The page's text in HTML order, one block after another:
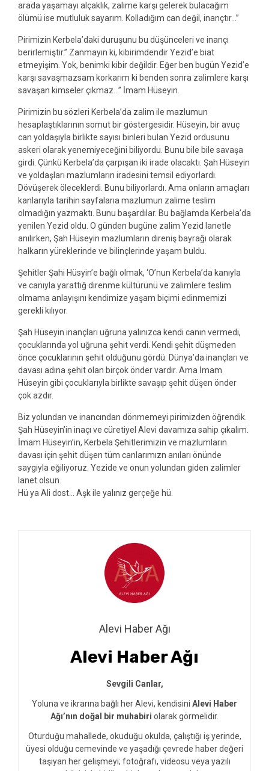
arada yaşamayı alçaklık, zalime karşı gelerek bulacağım
ölümü ise mutluluk sayarım. Kolladığım can değil, inançtır…”
Pirimizin Kerbela’daki duruşunu bu düşünceleri ve inançı
berirlemiştir.” Zanmayın ki, kibirimdendir Yezid’e biat
etmeyişim. Yok, benimki kibir değildir. Eğer ben bugün Yezid’e
karşı savaşmazsam korkarım ki benden sonra zalimlere karşı
savaşan kimseler çıkmaz…” İmam Hüseyin.
Pirimizin bu sözleri Kerbela’da zalim ile mazlumun
hesaplaştıklarının somut bir göstergesidir. Hüseyin, bir avuç
can yoldaşıyla birlikte sayısı binleri bulan Yezid ordusunu
askeri olarak yenemiyeceğini biliyordu. Bunu bile bile savaşa
girdi. Çünkü Kerbela’da çarpışan iki irade olacaktı. Şah Hüseyin
ve yoldaşları mazlumların iradesini temsil ediyorlardı.
Dövüşerek öleceklerdi. Bunu biliyorlardı. Ama onların amaçları
kanlarıyla tarihin sayfalarıa mazlumun zalime teslim
olmadığın yazmaktı. Bunu başardılar. Bu bağlamda Kerbela’da
yenilen Yezid oldu. O günden bugüne zalim Yezid lanetle
anılırken, Şah Hüseyin mazlumların direniş bayrağı olarak
halkarın yüreklerinde ve bilinçlerinde yaşam buldu.
Şehitler Şahi Hüsyin’e bağlı olmak, ‘O’nun Kerbela’da kanıyla
ve canıyla yarattığ direnme kültürünü ve zalimlere teslim
olmama anlayışını kendimize yaşam biçimi edinmemizi
gerekli kılıyor.
Şah Hüseyin inançları uğruna yalınızca kendi canın vermedi,
çocuklarında yol uğruna şehit verdi. Kendi şehit düşmeden
önce çocuklarının şehit olduğunu gördü. Dünya’da inançları ve
davası adına şehit olan birçok önder vardır. Ama İmam
Hüseyin gibi çocuklarıyla birlikte savaşıp şehit düşen önder
çok azdır.
Biz yolundan ve inancından dönmemeyi pirimizden öğrendik.
Şah Hüseyin’in inaçı ve cüretiyel Alevi davamıza sahip çıkalım.
İmam Hüseyin’in, Kerbela Şehitlerimizin ve mazlumların
davası için şehit düşen tüm canlarımızn anıları önünde
saygıyla eğiliyoruz. Yezide ve onun yolundan giden zalimler
lanet olsun.
Hü ya Ali dost… Aşk ile yalınız gerçeğe hü.
Alevi Haber Ağı
Alevi Haber Ağı
Sevgili Canlar,
Yoluna ve ikrarına bağlı her Alevi, kendisini Alevi Haber
Ağı’nın doğal bir muhabiri olarak görmelidir.
Oturduğu mahallede, okuduğu okulda, çalıştığı iş yerinde,
üyesi olduğu cemevinde ve yaşadığı çevrede haber değeri
taşıyan her gelişmeyi; fotoğrafı, videosu veya yazılı